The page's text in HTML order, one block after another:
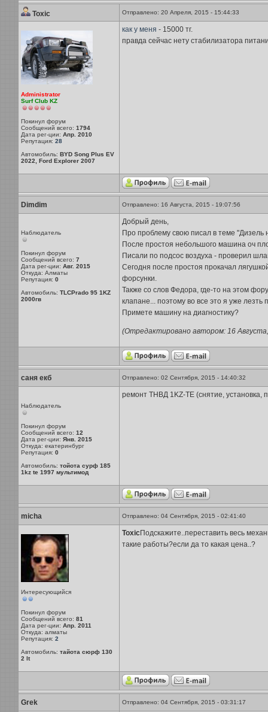
Toxic Отправлено: 20 Апреля, 2015 - 15:44:33
Administrator
Surf Club KZ
Покинул форум
Сообщений всего: 1794
Дата рег-ции: Апр. 2010
Репутация: 28
Автомобиль: BYD Song Plus EV
2022, Ford Explorer 2007
как у меня - 15000 тг.
правда сейчас нету стабилизатора
Dimdim Отправлено: 16 Августа, 2015 - 19:07:56
Наблюдатель
Покинул форум
Сообщений всего: 7
Дата рег-ции: Авг. 2015
Откуда: Алматы
Репутация: 0
Автомобиль: TLCPrado 95 1KZ
2000гв
Добрый день,
Про проблему свою писал в теме "Дизель
После простоя небольшого машина оч
Писали по подсос воздуха - проверил
Сегодня после простоя прокачал
форсунки.
Также со слов Федора, где-то на этом
клапане... поэтому во все это я уже лезть
Примете машину на диагностику?
(Отредактировано автором: 16
саня екб Отправлено: 02 Сентября, 2015 - 14:40:32
Наблюдатель
Покинул форум
Сообщений всего: 12
Дата рег-ции: Янв. 2015
Откуда: екатеринбург
Репутация: 0
Автомобиль: тойота сурф 185
1kz te 1997 мультимод
ремонт ТНВД 1KZ-TE (снятие, установка,
micha Отправлено: 04 Сентября, 2015 - 02:41:40
Интересующийся
Покинул форум
Сообщений всего: 81
Дата рег-ции: Апр. 2011
Откуда: алматы
Репутация: 2
Автомобиль: тайота сюрф 130
2 lt
ToxicПодскажите..переставить весь
такие работы?если да то какая цена..?
Grek Отправлено: 04 Сентября, 2015 - 03:31:17